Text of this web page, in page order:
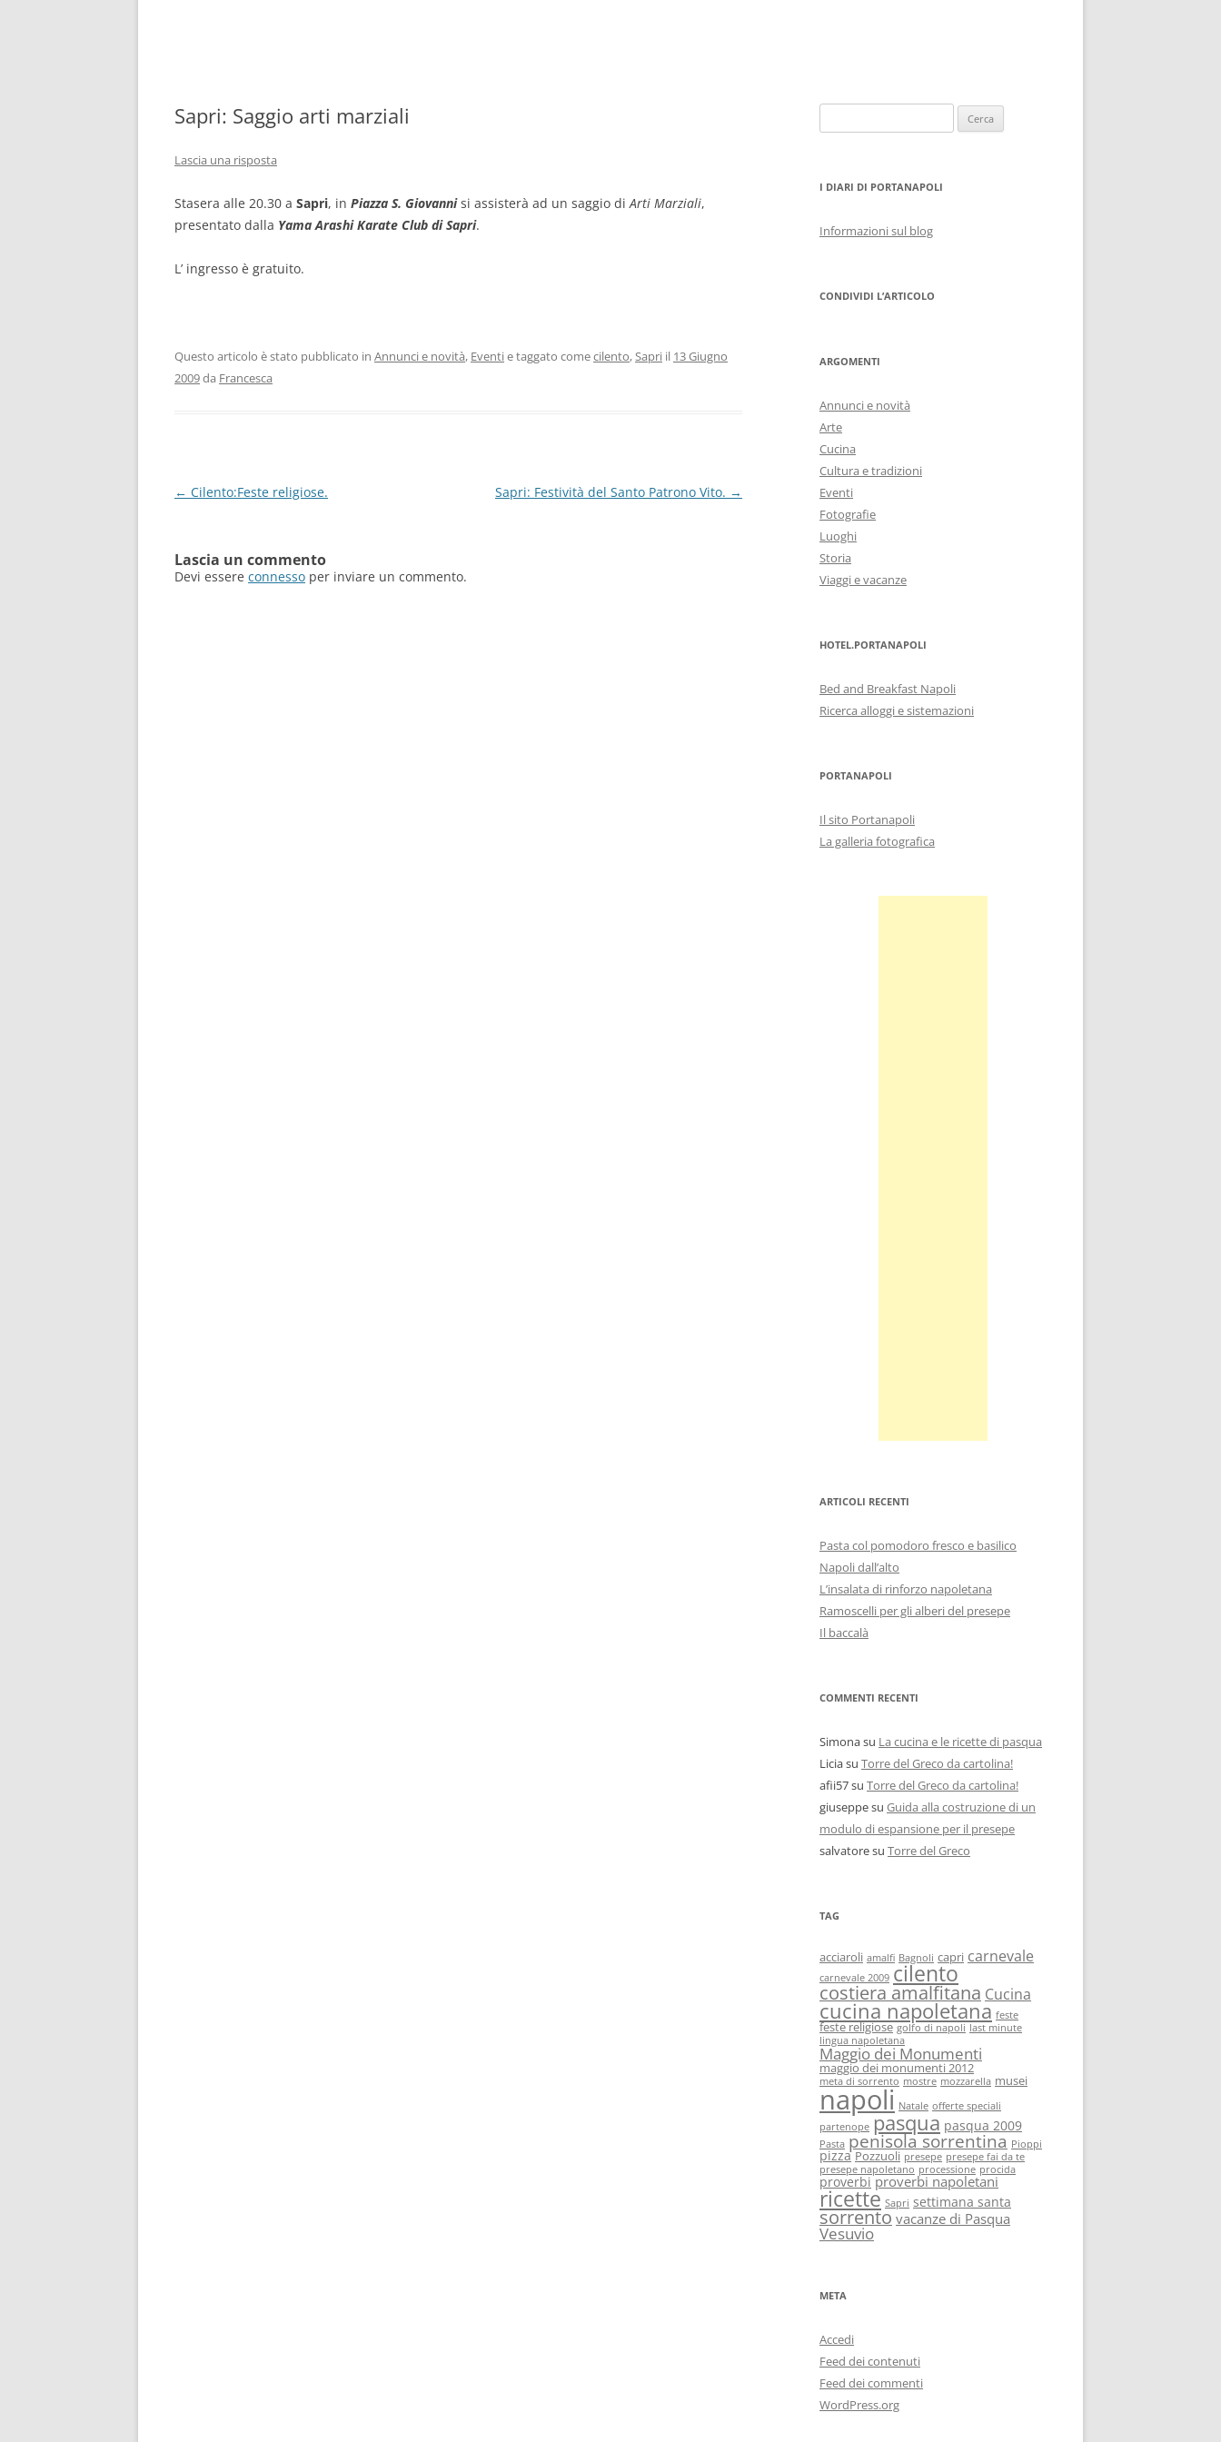
Sapri: Saggio arti marziali
Lascia una risposta
Stasera alle 20.30 a Sapri, in Piazza S. Giovannisi assisterà ad un saggio diArti Marziali,
presentato dalla Yama Arashi Karate Club di Sapri.
L’ ingresso è gratuito.
Questo articolo è stato pubblicato in Annunci e novità, Eventie taggato comecilento,Sapri il 13 Giugno
2009da Francesca
Navigazione
← Cilento:Feste religiose. Sapri: Festività del Santo Patrono Vito. →
Lascia un commento
Devi essere connesso per inviare un commento.
per:
I DIARI DI PORTANAPOLI
Informazioni sul blog
CONDIVIDI L’ARTICOLO
ARGOMENTI
Annunci e novità
Arte
Cucina
Cultura e tradizioni
Eventi
Fotografie
Luoghi
Storia
Viaggi e vacanze
HOTEL.PORTANAPOLI
Bed and Breakfast Napoli
Ricerca alloggi e sistemazioni
PORTANAPOLI
Il sito Portanapoli
La galleria fotografica
ARTICOLI RECENTI
Pasta col pomodoro fresco e basilico
Napoli dall’alto
L’insalata di rinforzo napoletana
Ramoscelli per gli alberi del presepe
Il baccalà
COMMENTI RECENTI
Simonasu La cucina e le ricette di pasqua
Liciasu Torre del Greco da cartolina!
afii57su Torre del Greco da cartolina!
giuseppesu Guida alla costruzione di un
modulo di espansione per il presepe
salvatoresu Torre del Greco
TAG
acciaroli amalfi Bagnoli capri carnevale
carnevale 2009 cilento
costiera amalfitana Cucina
cucina napoletana feste
feste religiose golfo di napoli last minute
lingua napoletana
Maggio dei Monumenti
maggio dei monumenti 2012
meta di sorrento mostre mozzarella musei
napoli Natale offerte speciali
partenope pasqua pasqua 2009
Pasta penisola sorrentina Pioppi
pizza Pozzuoli presepe presepe fai da te
presepe napoletano processione procida
proverbi proverbi napoletani
ricette Sapri settimana santa
sorrento vacanze di Pasqua
Vesuvio
META
Accedi
Feed dei contenuti
Feed dei commenti
WordPress.org